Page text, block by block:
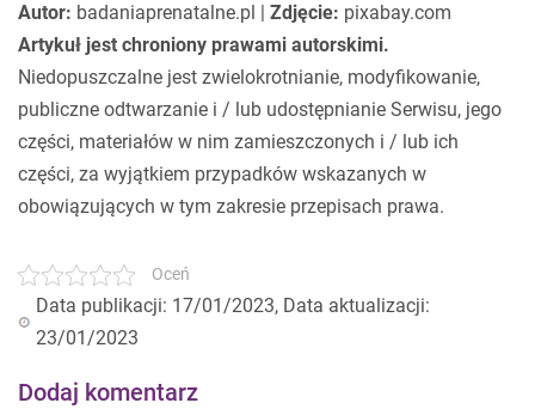
Autor: badaniaprenatalne.pl | Zdjęcie: pixabay.com
Artykuł jest chroniony prawami autorskimi.
Niedopuszczalne jest zwielokrotnianie, modyfikowanie,
publiczne odtwarzanie i / lub udostępnianie Serwisu, jego
części, materiałów w nim zamieszczonych i / lub ich
części, za wyjątkiem przypadków wskazanych w
obowiązujących w tym zakresie przepisach prawa.
Oceń
Data publikacji: 17/01/2023, Data aktualizacji:
23/01/2023
Dodaj komentarz